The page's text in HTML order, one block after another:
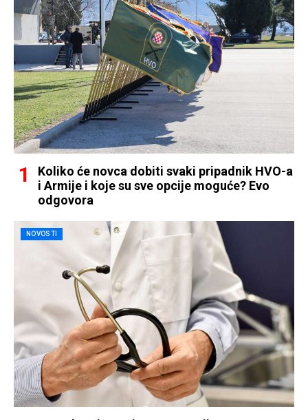
Koliko će novca dobiti svaki pripadnik HVO-a
i Armije i koje su sve opcije moguće? Evo
odgovora
NOVOSTI